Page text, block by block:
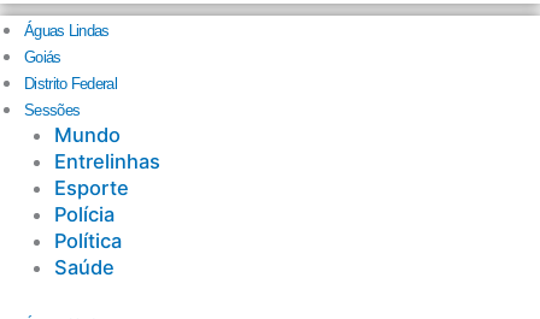
Águas Lindas
Goiás
Distrito Federal
Sessões
Mundo
Entrelinhas
Esporte
Polícia
Política
Saúde